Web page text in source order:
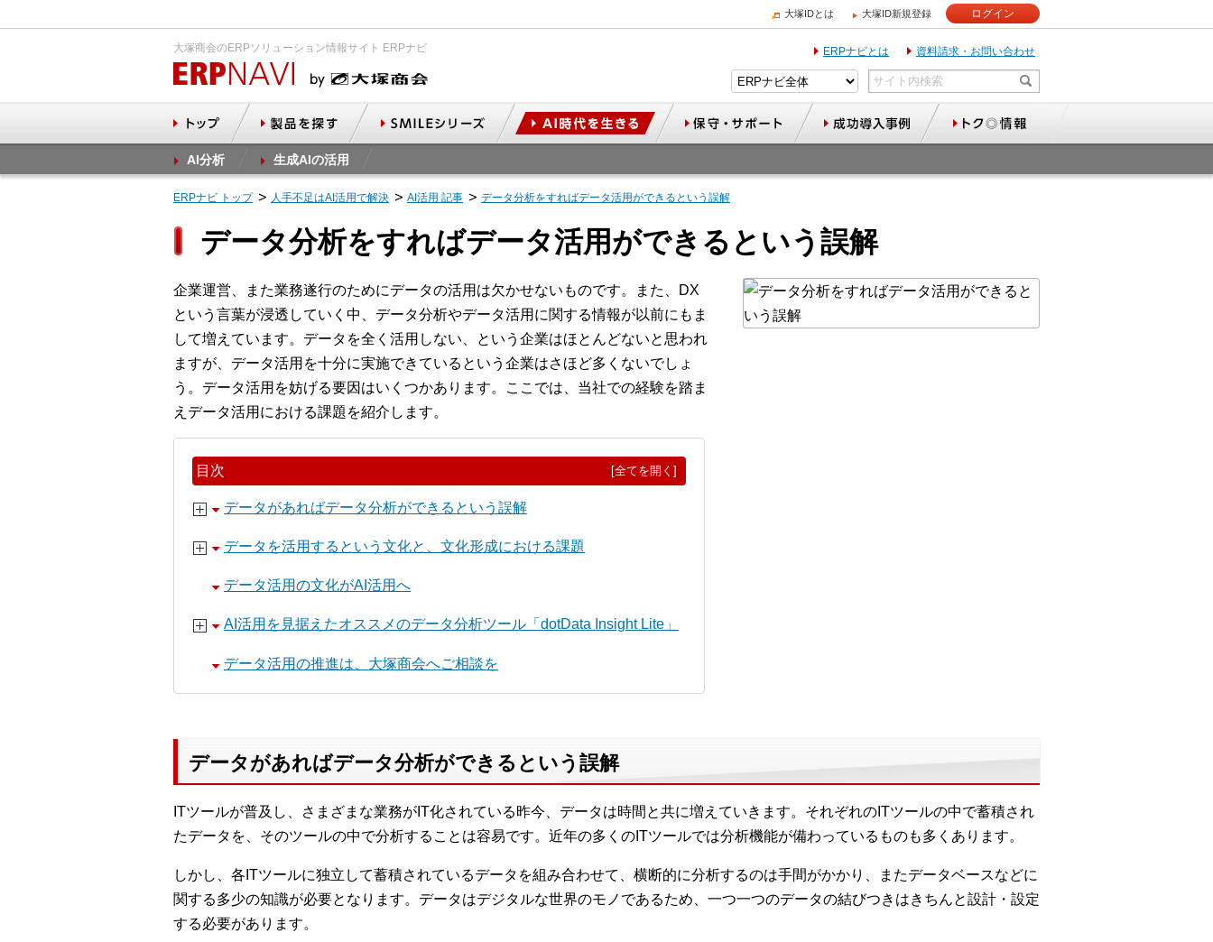
大塚IDとは 大塚ID新規登録 ログイン
大塚商会のERPソリューション情報サイト ERPナビ ERPナビとは 資料請求・お問い合わせ
AI分析 生成AIの活用
ERPナビ トップ 人手不足はAI活用で解決 AI活用 記事 データ分析をすればデータ活用ができるという誤解
データ分析をすればデータ活用ができるという誤解
企業運営、また業務遂行のためにデータの活用は欠かせないものです。また、DX
という言葉が浸透していく中、データ分析やデータ活用に関する情報が以前にもま
して増えています。データを全く活用しない、という企業はほとんどないと思われ
ますが、データ活用を十分に実施できているという企業はさほど多くないでしょ
う。データ活用を妨げる要因はいくつかあります。ここでは、当社での経験を踏ま
えデータ活用における課題を紹介します。
目次 [全てを開く]
データがあればデータ分析ができるという誤解
データを活用するという文化と、文化形成における課題
データ活用の文化がAI活用へ
AI活用を見据えたオススメのデータ分析ツール「dotData Insight Lite」
データ活用の推進は、大塚商会へご相談を
データがあればデータ分析ができるという誤解
ITツールが普及し、さまざまな業務がIT化されている昨今、データは時間と共に増えていきます。それぞれのITツールの中で蓄積され
たデータを、そのツールの中で分析することは容易です。近年の多くのITツールでは分析機能が備わっているものも多くあります。
しかし、各ITツールに独立して蓄積されているデータを組み合わせて、横断的に分析するのは手間がかかり、またデータベースなどに
関する多少の知識が必要となります。データはデジタルな世界のモノであるため、一つ一つのデータの結びつきはきちんと設計・設定
する必要があります。